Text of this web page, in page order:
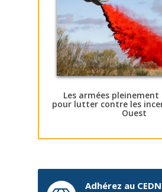
Les armées pleinement
pour lutter contre les
Ouest
Adhérez au CEDN